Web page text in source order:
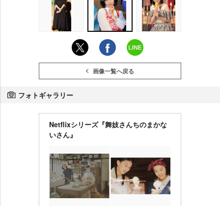
画像一覧へ戻る
フォトギャラリー
Netflixシリーズ『舞妓さんちのまかな
いさん』